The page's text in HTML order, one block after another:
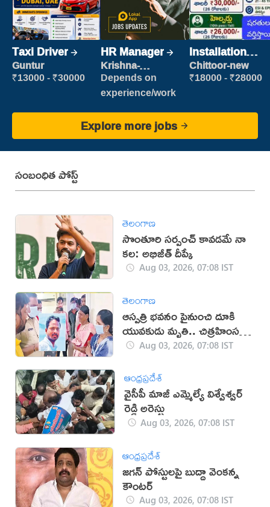
Taxi Driver
Guntur
₹13000 - ₹30000
HR Manager
Krishna-
vijayawada
Depends on
experience/work
Installation
Engineer/
Helper
Chittoor-new
₹18000 - ₹28000
Explore more jobs
సంబంధిత పోస్ట్
తెలంగాణ
సొంతూరి సర్పంచ్‌ కావడమే నా
కల: అభిజీత్ దీప్కే
Aug 03, 2026, 07:08 IST
తెలంగాణ
ఆస్పత్రి భవనం పైనుంచి దూకి
యువకుడు మృతి.. చిత్రహింసలే
కారణమా?
Aug 03, 2026, 07:08 IST
ఆంధ్రప్రదేశ్
వైసీపీ మాజీ ఎమ్మెల్యే విశ్వేశ్వర్
రెడ్డి అరెస్టు
Aug 03, 2026, 07:08 IST
ఆంధ్రప్రదేశ్
జగన్ పోస్టులపై బుద్దా వెంకన్న
కౌంటర్
Aug 03, 2026, 07:08 IST